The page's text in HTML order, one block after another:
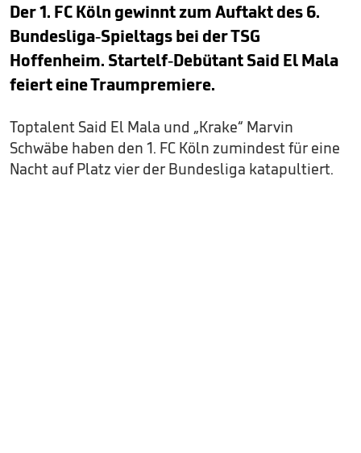
seconds
Der 1. FC Köln gewinnt zum Auftakt des 6.
Bundesliga-Spieltags bei der TSG
Hoffenheim. Startelf-Debütant Said El Mala
feiert eine Traumpremiere.
Toptalent Said El Mala und „Krake“ Marvin
Schwäbe haben den 1. FC Köln zumindest für eine
Nacht auf Platz vier der Bundesliga katapultiert.